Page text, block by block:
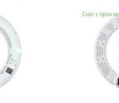
Снят с